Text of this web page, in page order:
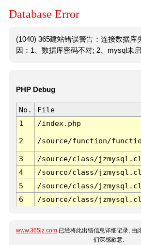
Database Error
(1040) 365建站错误警告：连接数据库
因：1、数据库密码不对; 2、mysql未启
PHP Debug
No. File
1
/index.php
2 /source/function/
3 /source/class/
4
/source/class/
5
/source/class/
6
/source/class/
www.365jz.com 已经将此出错信息详细记录, 由
们深感歉意.